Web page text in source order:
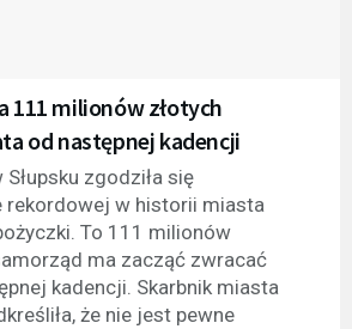
111 milionów złotych
od następnej kadencji
zgodziła się
rekordowej w historii miasta
To 111 milionów
ma zacząć zwracać
kadencji. Skarbnik miasta
że nie jest pewne